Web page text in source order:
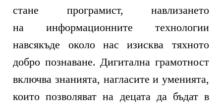
стане програмист, навлизането
на информационните технологии
навсякъде около нас изисква тяхното
добро познаване. Дигитална грамотност
включва знанията, нагласите и уменията,
които позволяват на децата да бъдат в